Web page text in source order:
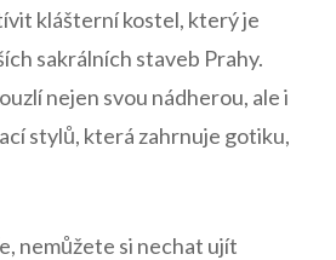
klášterní kostel, který je
sakrálních staveb Prahy.
nejen svou nádherou, ale i
stylů, která ‌zahrnuje gotiku,
nemůžete si nechat ujít